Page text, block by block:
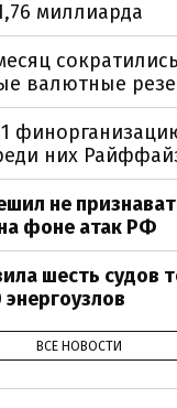
миллиарда
сократились
валютные
них
не
фоне атак РФ
шесть судов
ВСЕ НОВОСТИ